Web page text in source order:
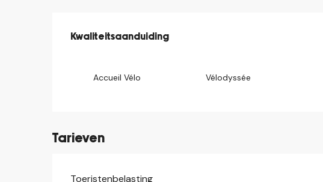
Dienstverlening
Kwaliteitsaanduiding
Kwaliteitsaanduiding
Accueil Vélo Vélodyssée
Tarieven
Tarieven 2026
Toeristenbelasting